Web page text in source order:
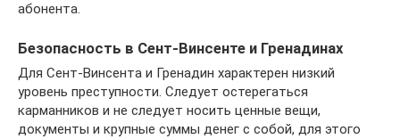
абонента.
Безопасность в Сент-Винсенте и Гренадинах
Для Сент-Винсента и Гренадин характерен низкий
уровень преступности. Следует остерегаться
карманников и не следует носить ценные вещи,
документы и крупные суммы денег с собой, для этого